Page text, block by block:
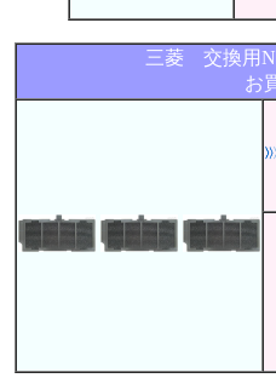
三菱 交換用
お